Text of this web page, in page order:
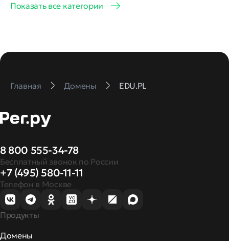
Показать все категории
Главная Домены EDU.PL
8 800 555-34-78
Бесплатный звонок по России
+7 (495) 580-11-11
Телефон в Москве
Продукты
Домены